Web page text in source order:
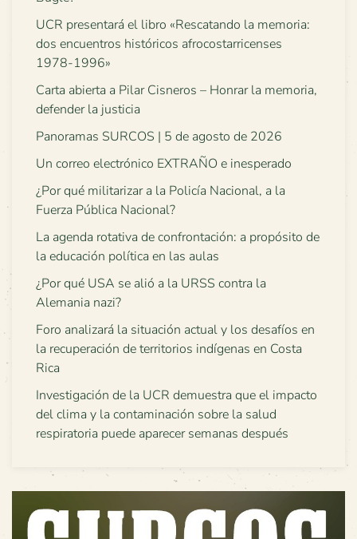
UCR presentará el libro «Rescatando la memoria:
dos encuentros históricos afrocostarricenses
1978-1996»
Carta abierta a Pilar Cisneros – Honrar la memoria,
defender la justicia
Panoramas SURCOS | 5 de agosto de 2026
Un correo electrónico EXTRAÑO e inesperado
¿Por qué militarizar a la Policía Nacional, a la
Fuerza Pública Nacional?
La agenda rotativa de confrontación: a propósito de
la educación política en las aulas
¿Por qué USA se alió a la URSS contra la
Alemania nazi?
Foro analizará la situación actual y los desafíos en
la recuperación de territorios indígenas en Costa
Rica
Investigación de la UCR demuestra que el impacto
del clima y la contaminación sobre la salud
respiratoria puede aparecer semanas después